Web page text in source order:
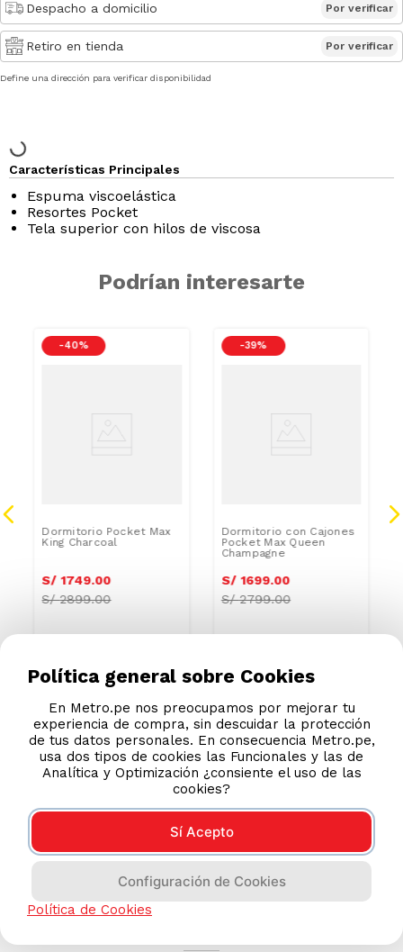
Despacho a domicilio Por verificar
Retiro en tienda Por verificar
Define una dirección para verificar disponibilidad
Características Principales
Espuma viscoelástica
Resortes Pocket
Tela superior con hilos de viscosa
Podrían interesarte
-40 %
Dormitorio Pocket Max
King Charcoal
S/ 1749.00
S/2899.00
-39 %
Dormitorio con Cajones
Pocket Max Queen
Champagne
S/ 1699.00
S/2799.00
Política general sobre Cookies
En Metro.pe nos preocupamos por mejorar tu
experiencia de compra, sin descuidar la protección
de tus datos personales. En consecuencia Metro.pe,
usa dos tipos de cookies las Funcionales y las de
Analítica y Optimización ¿consiente el uso de las
cookies?
Sí Acepto
Configuración de Cookies
Política de Cookies